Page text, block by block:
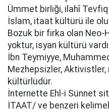
Ümmet birliği, ilahî
İslam, itaat kültürü ile
Bozuk bir fırka olan
yoktur, isyan kültürü
İbn Teymiyye,
Mezhepsizler,
kültürlüdür.
İnternette Ehl-i Sünnet
İTAAT/ ve benzeri